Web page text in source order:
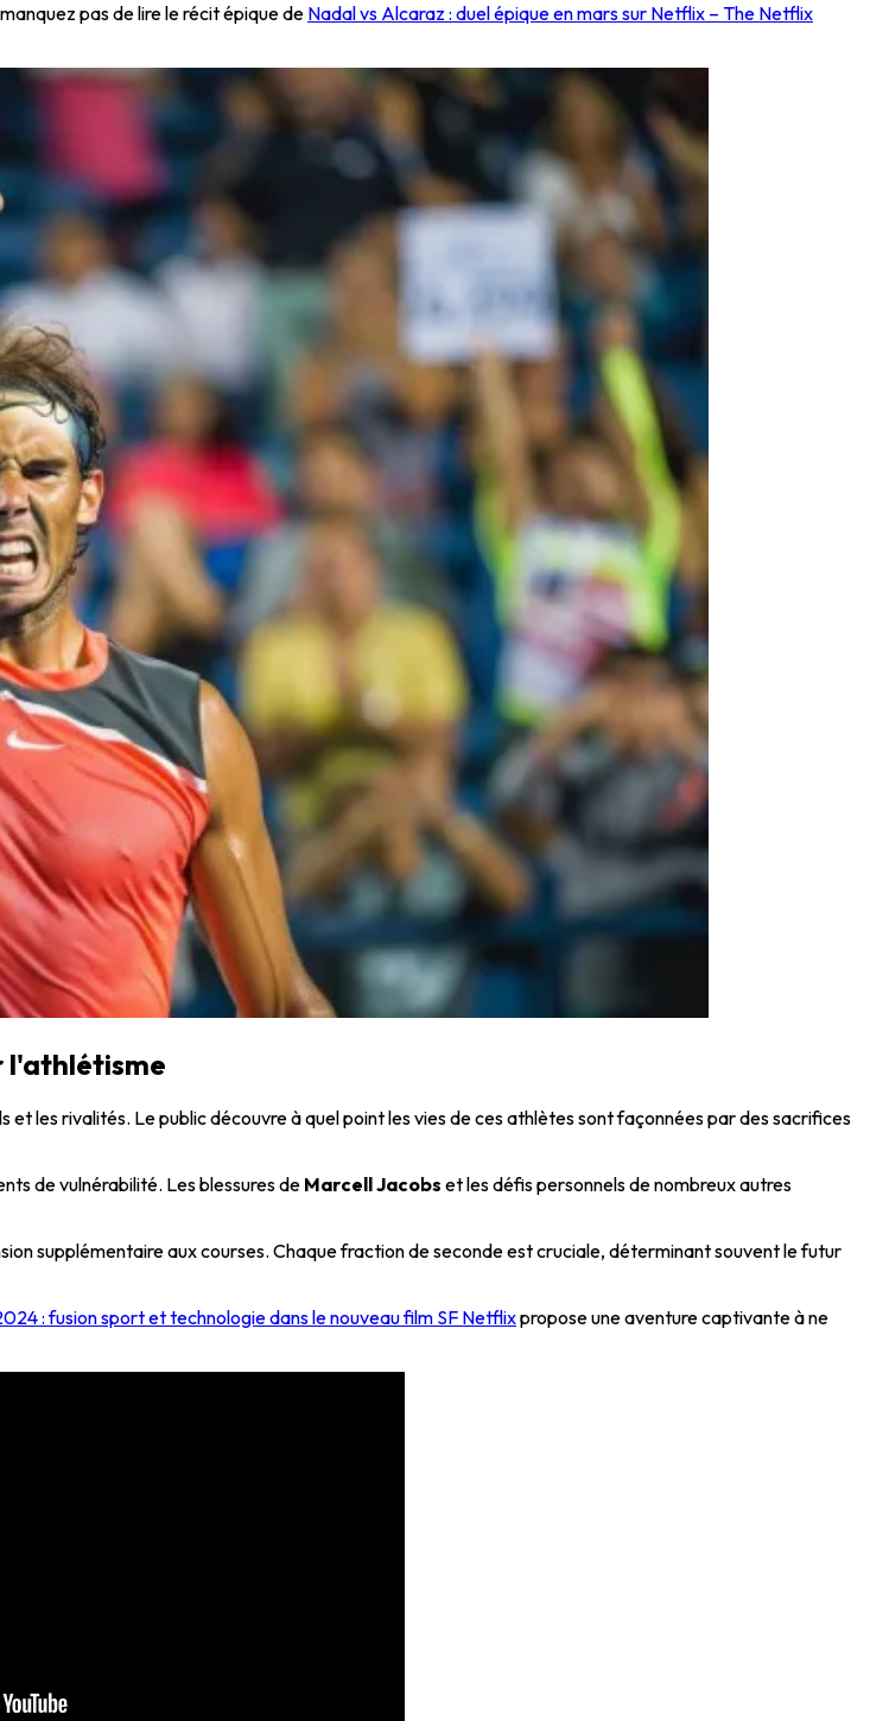
pas de lire le récit épique de Nadal vs Alcaraz : duel épique en mars sur Netflix – The Netflix
l'athlétisme
les rivalités. Le public découvre à quel point les vies de ces athlètes sont façonnées par des sacrifices
de vulnérabilité. Les blessures deMarcell Jacobs et les défis personnels de nombreux autres
supplémentaire aux courses. Chaque fraction de seconde est cruciale, déterminant souvent le futur
: fusion sport et technologie dans le nouveau film SF Netflixpropose une aventure captivante à ne